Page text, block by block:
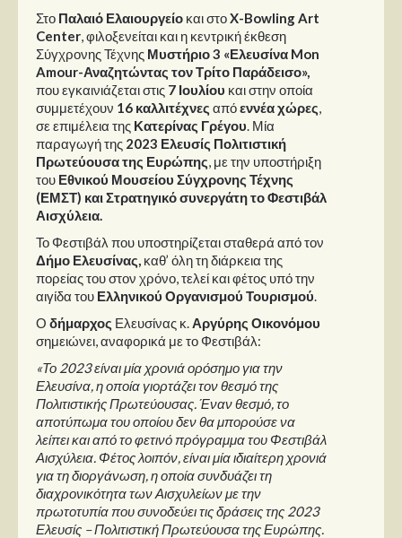
Στο Παλαιό Ελαιουργείο και στοX-Bowling Art
Center, φιλοξενείται και η κεντρική έκθεση
Σύγχρονης Τέχνης Μυστήριο 3 «Ελευσίνα Mon
Amour-Αναζητώντας τον Τρίτο Παράδεισο»,
που εγκαινιάζεται στις 7 Ιουλίου και στην οποία
συμμετέχουν 16 καλλιτέχνες απόεννέα χώρες,
σε επιμέλεια της Κατερίνας Γρέγου. Μία
παραγωγή της 2023 Ελευσίς Πολιτιστική
Πρωτεύουσα της Ευρώπης, με την υποστήριξη
του Εθνικού Μουσείου Σύγχρονης Τέχνης
(ΕΜΣΤ) και Στρατηγικό συνεργάτη το Φεστιβάλ
Αισχύλεια.
Το Φεστιβάλ που υποστηρίζεται σταθερά από τον
Δήμο Ελευσίνας, καθ’ όλη τη διάρκεια της
πορείας του στον χρόνο, τελεί και φέτος υπό την
αιγίδα του Ελληνικού Οργανισμού Τουρισμού.
Ο δήμαρχος Ελευσίνας κ.Αργύρης Οικονόμου
σημειώνει, αναφορικά με το Φεστιβάλ:
«Το 2023 είναι μία χρονιά ορόσημο για την
Ελευσίνα, η οποία γιορτάζει τον θεσμό της
Πολιτιστικής Πρωτεύουσας. Έναν θεσμό, το
αποτύπωμα του οποίου δεν θα μπορούσε να
λείπει και από το φετινό πρόγραμμα του Φεστιβάλ
Αισχύλεια. Φέτος λοιπόν, είναι μία ιδιαίτερη χρονιά
για τη διοργάνωση, η οποία συνδυάζει τη
διαχρονικότητα των Αισχυλείων με την
πρωτοτυπία που συνοδεύει τις δράσεις της 2023
Ελευσίς – Πολιτιστική Πρωτεύουσα της Ευρώπης.